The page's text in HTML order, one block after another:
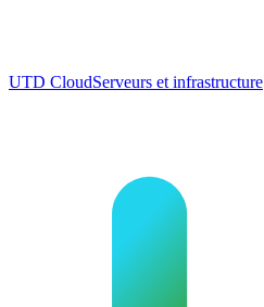
UTD CloudServeurs et infrastructure